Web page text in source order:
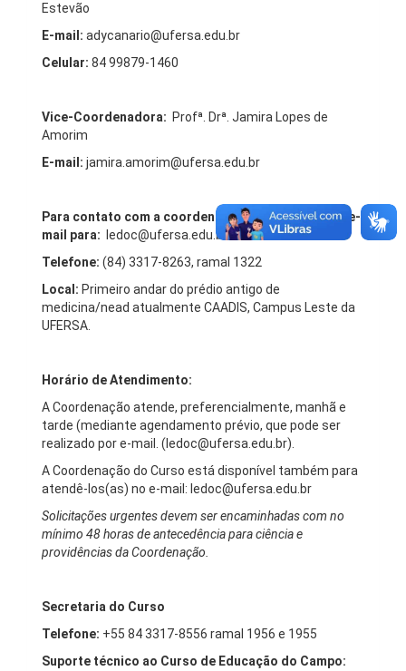
Estevão
E-mail: adycanario@ufersa.edu.br
Celular: 84 99879-1460
Vice-Coordenadora: Profª. Drª. Jamira Lopes de
Amorim
E-mail: jamira.amorim@ufersa.edu.br
Para contato com a coordenação do curso, enviar e-
mail para:
ledoc@ufersa.edu.br
Telefone: (84) 3317-8263, ramal 1322
Local: Primeiro andar do prédio antigo de
medicina/nead atualmente CAADIS, Campus Leste da
UFERSA.
Horário de Atendimento:
A Coordenação atende, preferencialmente, manhã e
tarde (mediante agendamento prévio, que pode ser
realizado por e-mail. (ledoc@ufersa.edu.br).
A Coordenação do Curso está disponível também para
atendê-los(as) no e-mail: ledoc@ufersa.edu.br
Solicitações urgentes devem ser encaminhadas com no
mínimo 48 horas de antecedência para ciência e
providências da Coordenação.
Secretaria do Curso
Telefone: +55 84 3317-8556 ramal 1956 e 1955
Suporte técnico ao Curso de Educação do Campo: